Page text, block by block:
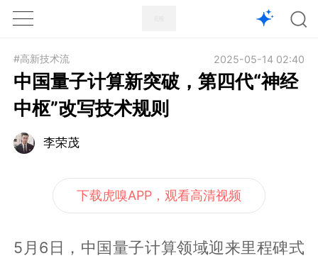
1X
#高新技术流 2025-05-14 02:40
中国量子计算新突破，第四代“神经
中枢”改写技术规则
李荣茂
下载虎嗅APP，观看高清视频
5月6日，中国量子计算领域迎来里程碑式